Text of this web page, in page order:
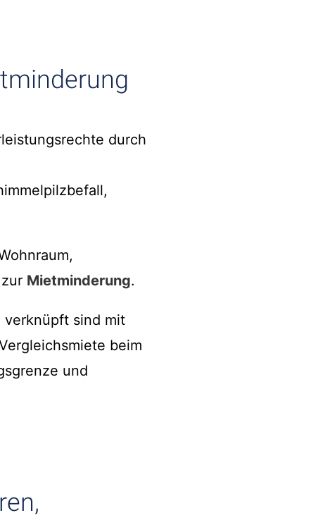
durch
Mietminderung.
verknüpft sind mit
beim
und